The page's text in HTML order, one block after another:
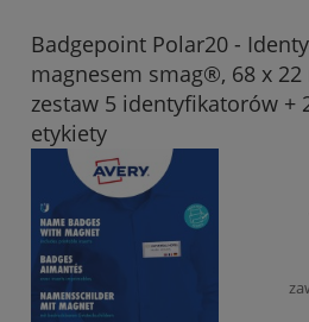
Badgepoint Polar20 -
magnesem smag®, 68 x 22
zestaw 5 identyfikatorów +
etykiety